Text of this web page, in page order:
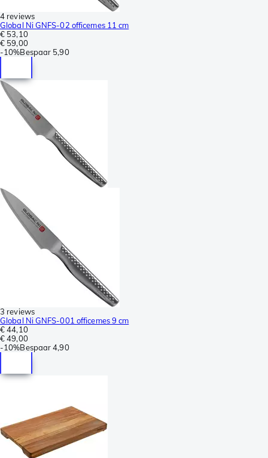
4 reviews
Global Ni GNFS-02 officemes 11 cm
€ 53,10
€ 59,00
-10%Bespaar 5,90
3 reviews
Global Ni GNFS-001 officemes 9 cm
€ 44,10
€ 49,00
-10%Bespaar 4,90